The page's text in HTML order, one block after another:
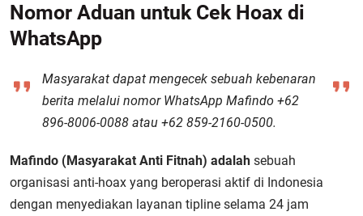
Nomor Aduan untuk Cek Hoax di
WhatsApp
Masyarakat dapat mengecek sebuah kebenaran
berita melalui nomor WhatsApp Mafindo +62
896-8006-0088 atau +62 859-2160-0500.
Mafindo (Masyarakat Anti Fitnah) adalah sebuah
organisasi anti-hoax yang beroperasi aktif di Indonesia
dengan menyediakan layanan tipline selama 24 jam